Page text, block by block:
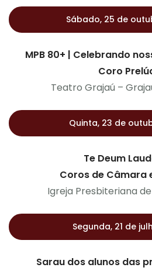
Sábado, 25 de
MPB 80+ | Celebrando
Coro
Teatro Grajaú –
Quinta, 23 de
Te Deum
Coros de Câmara
Igreja Presbiteriana
Segunda, 21 de
Sarau dos alunos das